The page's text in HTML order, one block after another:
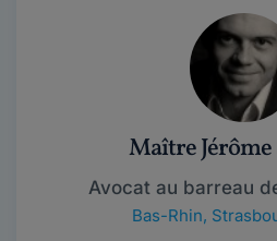
Maître Jérôme
Avocat au barreau
Bas-Rhin,